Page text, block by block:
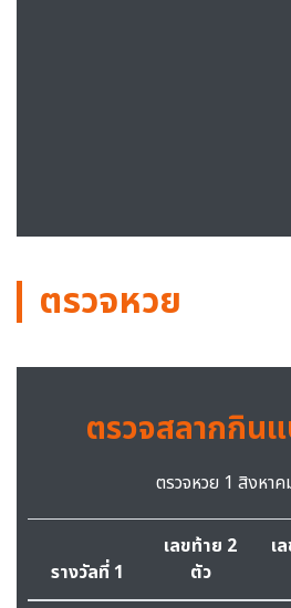
ตรวจหวย
ตรวจสลากกิน
ตรวจหวย 1 สิงหา
รางวัลที่ 1
เลขท้าย 2
ตัว
เ